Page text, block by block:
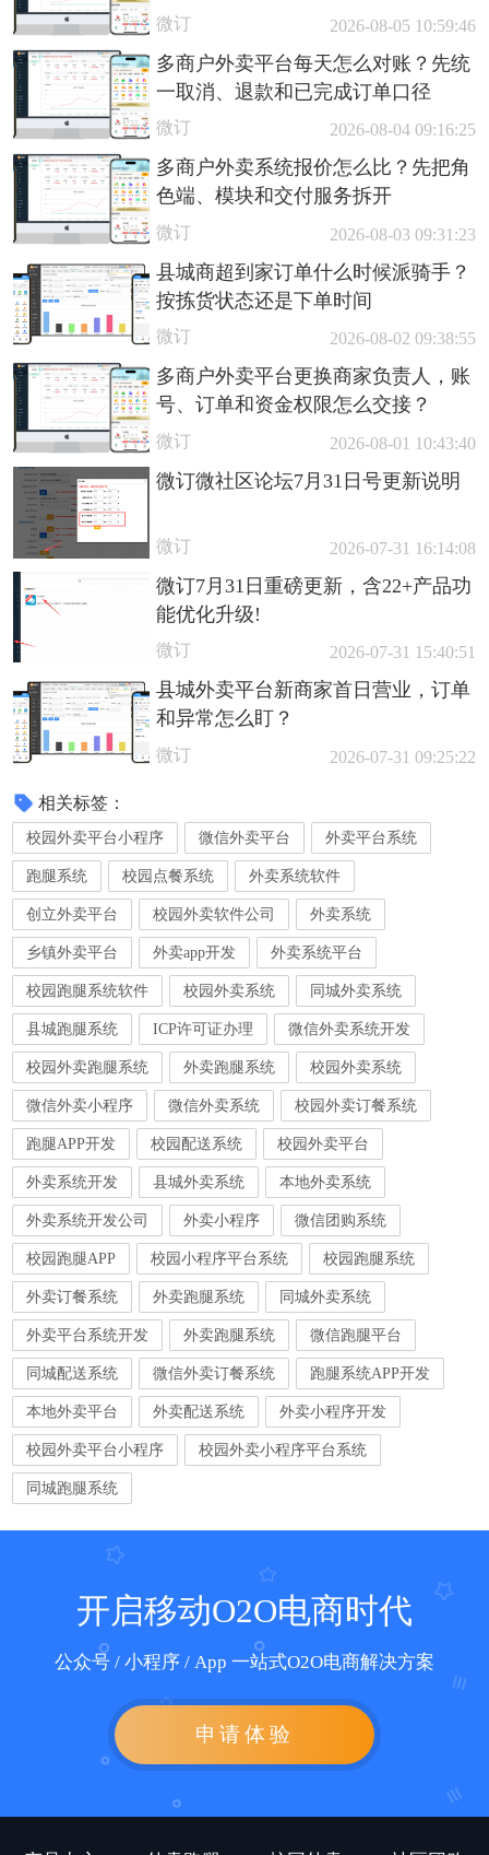
微订 2026-08-05 10:59:46
多商户外卖平台每天怎么对账？先统
一取消、退款和已完成订单口径
微订 2026-08-04 09:16:25
多商户外卖系统报价怎么比？先把角
色端、模块和交付服务拆开
微订 2026-08-03 09:31:23
县城商超到家订单什么时候派骑手？
按拣货状态还是下单时间
微订 2026-08-02 09:38:55
多商户外卖平台更换商家负责人，账
号、订单和资金权限怎么交接？
微订 2026-08-01 10:43:40
微订微社区论坛7月31日号更新说明
微订 2026-07-31 16:14:08
微订7月31日重磅更新，含22+产品功
能优化升级!
微订 2026-07-31 15:40:51
县城外卖平台新商家首日营业，订单
和异常怎么盯？
微订 2026-07-31 09:25:22
相关标签：
校园外卖平台小程序 微信外卖平台 外卖平台系统
跑腿系统 校园点餐系统 外卖系统软件
创立外卖平台 校园外卖软件公司 外卖系统
乡镇外卖平台 外卖app开发 外卖系统平台
校园跑腿系统软件 校园外卖系统 同城外卖系统
县城跑腿系统 ICP许可证办理 微信外卖系统开发
校园外卖跑腿系统 外卖跑腿系统 校园外卖系统
微信外卖小程序 微信外卖系统 校园外卖订餐系统
跑腿APP开发 校园配送系统 校园外卖平台
外卖系统开发 县城外卖系统 本地外卖系统
外卖系统开发公司 外卖小程序 微信团购系统
校园跑腿APP 校园小程序平台系统 校园跑腿系统
外卖订餐系统 外卖跑腿系统 同城外卖系统
外卖平台系统开发 外卖跑腿系统 微信跑腿平台
同城配送系统 微信外卖订餐系统 跑腿系统APP开发
本地外卖平台 外卖配送系统 外卖小程序开发
校园外卖平台小程序 校园外卖小程序平台系统
同城跑腿系统
开启移动O2O电商时代
公众号 / 小程序 / App 一站式O2O电商解决方案
申请体验